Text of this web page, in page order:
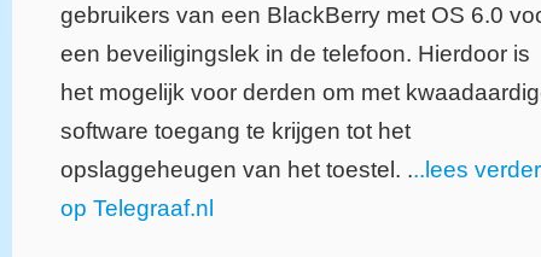
gebruikers van een BlackBerry met OS 6.0
een beveiligingslek in de telefoon. Hierdoor is
het mogelijk voor derden om met
software toegang te krijgen tot het
opslaggeheugen van het toestel. ...lees verder
op Telegraaf.nl